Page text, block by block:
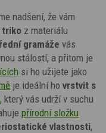
nadšení, že vám
triko z materiálu
gramáže vás
stálostí, a přitom je
si ho užijete jako
je ideální ho vrstvit s
, který vás udrží v suchu
přírodní složku
vlastnosti,